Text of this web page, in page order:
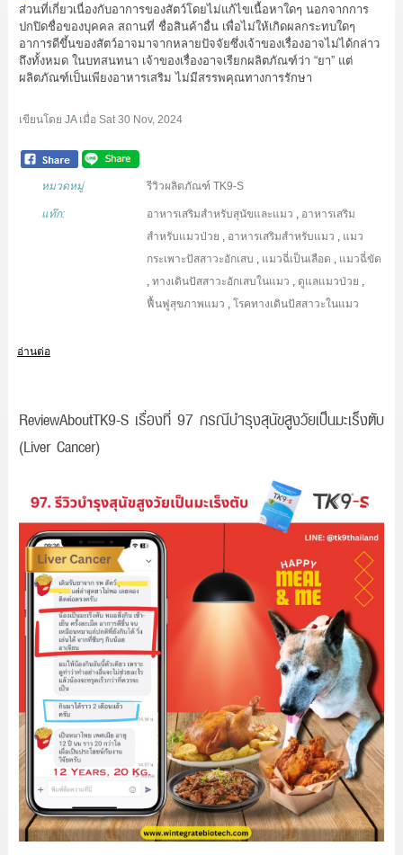
ส่วนที่เกี่ยวเนื่องกับอาการของสัตว์โดยไม่แก้ไขเนื้อหาใดๆ นอกจากการ
ปกปิดชื่อของบุคคล สถานที่ ชื่อสินค้าอื่น เพื่อไม่ให้เกิดผลกระทบใดๆ
อาการดีขึ้นของสัตว์อาจมาจากหลายปัจจัยซึ่งเจ้าของเรื่องอาจไม่ได้กล่าว
ถึงทั้งหมด ในบทสนทนา เจ้าของเรื่องอาจเรียกผลิตภัณฑ์ว่า “ยา” แต่
ผลิตภัณฑ์เป็นเพียงอาหารเสริม ไม่มีสรรพคุณทางการรักษา
เขียนโดย JAเมื่อ Sat 30 Nov, 2024
หมวดหมู่ รีวิวผลิตภัณฑ์ TK9-S
แท๊ก: อาหารเสริมสำหรับสุนัขและแมว , อาหารเสริม
สำหรับแมวป่วย , อาหารเสริมสำหรับแมว , แมว
กระเพาะปัสสาวะอักเสบ , แมวฉี่เป็นเลือด , แมวฉี่ขัด
,ทางเดินปัสสาวะอักเสบในแมว , ดูแลแมวป่วย ,
ฟื้นฟูสุขภาพแมว ,โรคทางเดินปัสสาวะในแมว
อ่านต่อ
ReviewAboutTK9-S เรื่องที่ 97 กรณีบำรุงสุนัขสูงวัยเป็นมะเร็งตับ
(Liver Cancer)